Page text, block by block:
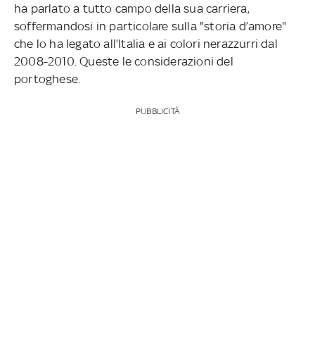
ha parlato a tutto campo della sua carriera,
soffermandosi in particolare sulla "storia d’amore"
che lo ha legato all’Italia e ai colori nerazzurri dal
2008-2010. Queste le considerazioni del
portoghese.
PUBBLICITÀ